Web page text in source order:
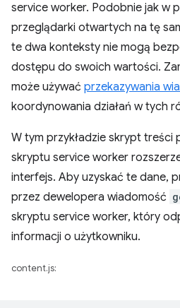
service worker. Podobnie jak w
przeglądarki otwartych na tę
te dwa konteksty nie mogą
dostępu do swoich wartości.
może używać przekazywania
koordynowania działań w tych
W tym przykładzie skrypt treści
skryptu service worker
interfejs. Aby uzyskać te dane,
przez dewelopera wiadomość
skryptu service worker, który
informacji o użytkowniku.
content.js: